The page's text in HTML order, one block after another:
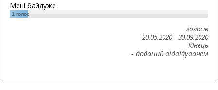
Мені байдуже
1 голос
голосів
20.05.2020- 30.09.2020
Кінець
- доданий відвідувачем